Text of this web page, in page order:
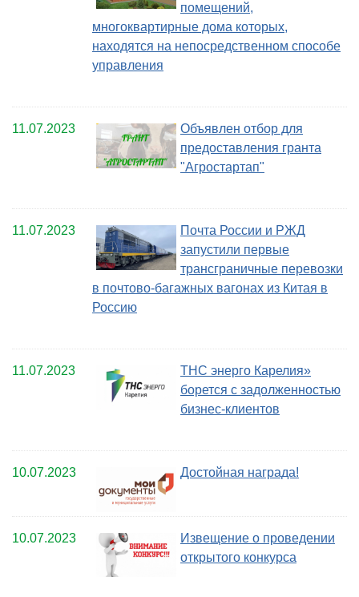
помещений,
многоквартирные дома которых,
находятся на непосредственном способе
управления
11.07.2023
Объявлен отбор для
предоставления гранта
"Агростартап"
11.07.2023
Почта России и РЖД
запустили первые
трансграничные перевозки
в почтово-багажных вагонах из Китая в
Россию
11.07.2023
ТНС энерго Карелия»
борется с задолженностью
бизнес-клиентов
10.07.2023 Достойная награда!
10.07.2023
Извещение о проведении
открытого конкурса